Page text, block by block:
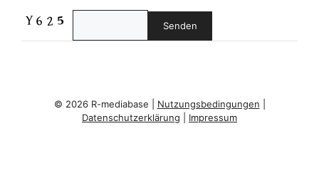
© 2026 R-mediabase | Nutzungsbedingungen
Datenschutzerklärung
Impressum